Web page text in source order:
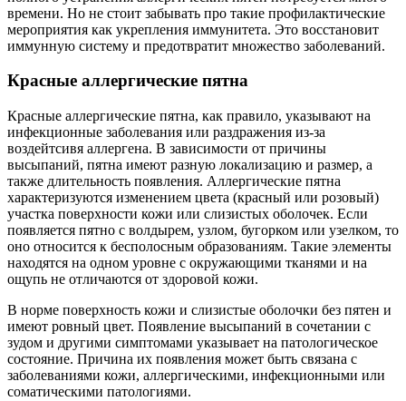
времени. Но не стоит забывать про такие профилактические
мероприятия как укрепления иммунитета. Это восстановит
иммунную систему и предотвратит множество заболеваний.
Красные аллергические пятна
Красные аллергические пятна, как правило, указывают на
инфекционные заболевания или раздражения из-за
воздейтсивя аллергена. В зависимости от причины
высыпаний, пятна имеют разную локализацию и размер, а
также длительность появления. Аллергические пятна
характеризуются изменением цвета (красный или розовый)
участка поверхности кожи или слизистых оболочек. Если
появляется пятно с волдырем, узлом, бугорком или узелком, то
оно относится к бесполосным образованиям. Такие элементы
находятся на одном уровне с окружающими тканями и на
ощупь не отличаются от здоровой кожи.
В норме поверхность кожи и слизистые оболочки без пятен и
имеют ровный цвет. Появление высыпаний в сочетании с
зудом и другими симптомами указывает на патологическое
состояние. Причина их появления может быть связана с
заболеваниями кожи, аллергическими, инфекционными или
соматическими патологиями.